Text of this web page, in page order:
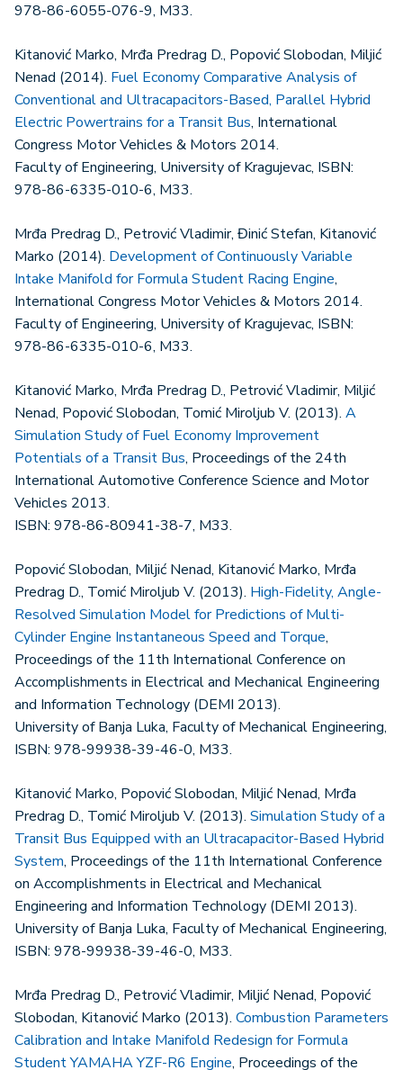
978-86-6055-076-9, M33.
Kitanović Marko, Mrđa Predrag D., Popović Slobodan, Miljić
Nenad (2014). Fuel Economy Comparative Analysis of
Conventional and Ultracapacitors-Based, Parallel Hybrid
Electric Powertrains for a Transit Bus, International
Congress Motor Vehicles & Motors 2014.
Faculty of Engineering, University of Kragujevac, ISBN:
978-86-6335-010-6, M33.
Mrđa Predrag D., Petrović Vladimir, Đinić Stefan, Kitanović
Marko (2014). Development of Continuously Variable
Intake Manifold for Formula Student Racing Engine,
International Congress Motor Vehicles & Motors 2014.
Faculty of Engineering, University of Kragujevac, ISBN:
978-86-6335-010-6, M33.
Kitanović Marko, Mrđa Predrag D., Petrović Vladimir, Miljić
Nenad, Popović Slobodan, Tomić Miroljub V. (2013). A
Simulation Study of Fuel Economy Improvement
Potentials of a Transit Bus, Proceedings of the 24th
International Automotive Conference Science and Motor
Vehicles 2013.
ISBN: 978-86-80941-38-7, M33.
Popović Slobodan, Miljić Nenad, Kitanović Marko, Mrđa
Predrag D., Tomić Miroljub V. (2013). High-Fidelity, Angle-
Resolved Simulation Model for Predictions of Multi-
Cylinder Engine Instantaneous Speed and Torque,
Proceedings of the 11th International Conference on
Accomplishments in Electrical and Mechanical Engineering
and Information Technology (DEMI 2013).
University of Banja Luka, Faculty of Mechanical Engineering,
ISBN: 978-99938-39-46-0, M33.
Kitanović Marko, Popović Slobodan, Miljić Nenad, Mrđa
Predrag D., Tomić Miroljub V. (2013). Simulation Study of a
Transit Bus Equipped with an Ultracapacitor-Based Hybrid
System, Proceedings of the 11th International Conference
on Accomplishments in Electrical and Mechanical
Engineering and Information Technology (DEMI 2013).
University of Banja Luka, Faculty of Mechanical Engineering,
ISBN: 978-99938-39-46-0, M33.
Mrđa Predrag D., Petrović Vladimir, Miljić Nenad, Popović
Slobodan, Kitanović Marko (2013). Combustion Parameters
Calibration and Intake Manifold Redesign for Formula
Student YAMAHA YZF-R6 Engine, Proceedings of the